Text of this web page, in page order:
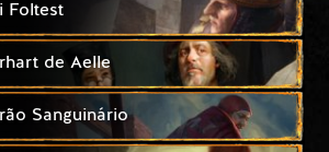
Foltest
de Aelle
Sanguinário